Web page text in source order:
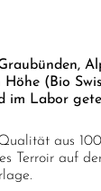
(Bio
im Labor
aus
Terroir auf